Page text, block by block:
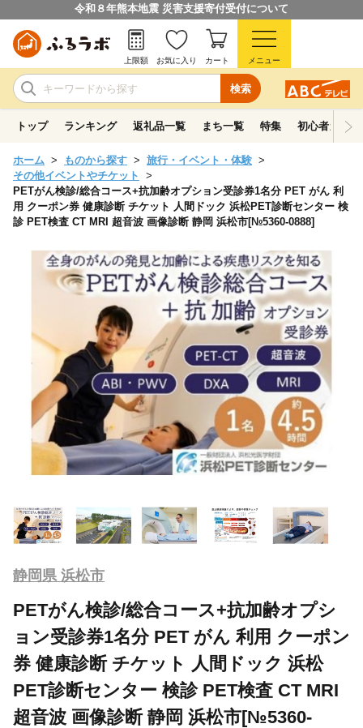
令和８年熊本地震 災害支援寄付受付について
検索
上限額 お気に入り カート メニュー
トップ ランキング 返礼品一覧 まち一覧 特集 初心者ガイド
ホーム ものから探す
旅行・イベント・体験
その他イベントやチケット
PETがん検診/総合コース+抗加齢オプション受診券1名分 PET がん 利
用 クーポン券 健康診断 チケット 人間ドック 浜松PET診断センター 検
診 PET検査 CT MRI 超音波 画像診断 静岡 浜松市[№5360-0888]
静岡県 浜松市
PETがん検診/総合コース+抗加齢オプシ
ョン受診券1名分 PET がん 利用 クーポン
券 健康診断 チケット 人間ドック 浜松
PET診断センター 検診 PET検査 CT MRI
超音波 画像診断 静岡 浜松市[№5360-